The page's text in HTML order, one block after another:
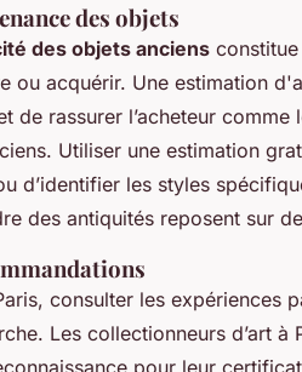
des objets
des objets anciens
ou acquérir. Une estimation
de rassurer l’acheteur comme
Utiliser une estimation
d’identifier les styles
des antiquités reposent sur
consulter les expériences
Les collectionneurs d’art à
pour leur